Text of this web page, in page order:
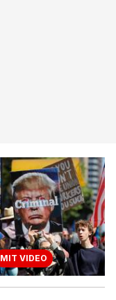
MIT VIDEO